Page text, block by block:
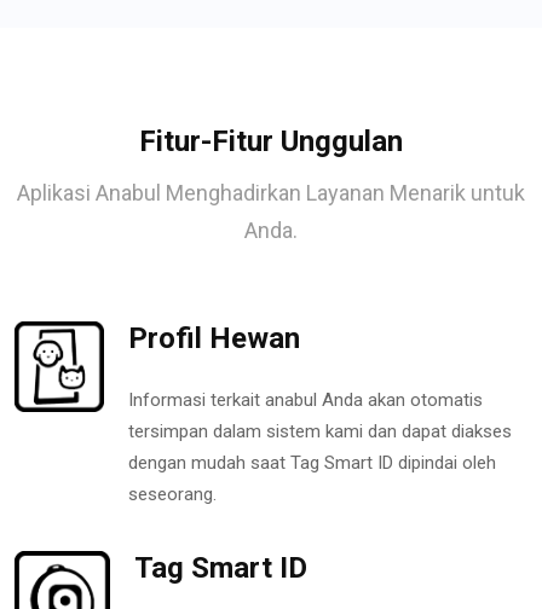
Fitur-Fitur Unggulan
Aplikasi Anabul Menghadirkan Layanan Menarik untuk
Anda.
Profil Hewan
Informasi terkait anabul Anda akan otomatis
tersimpan dalam sistem kami dan dapat diakses
dengan mudah saat Tag Smart ID dipindai oleh
seseorang.
Tag Smart ID